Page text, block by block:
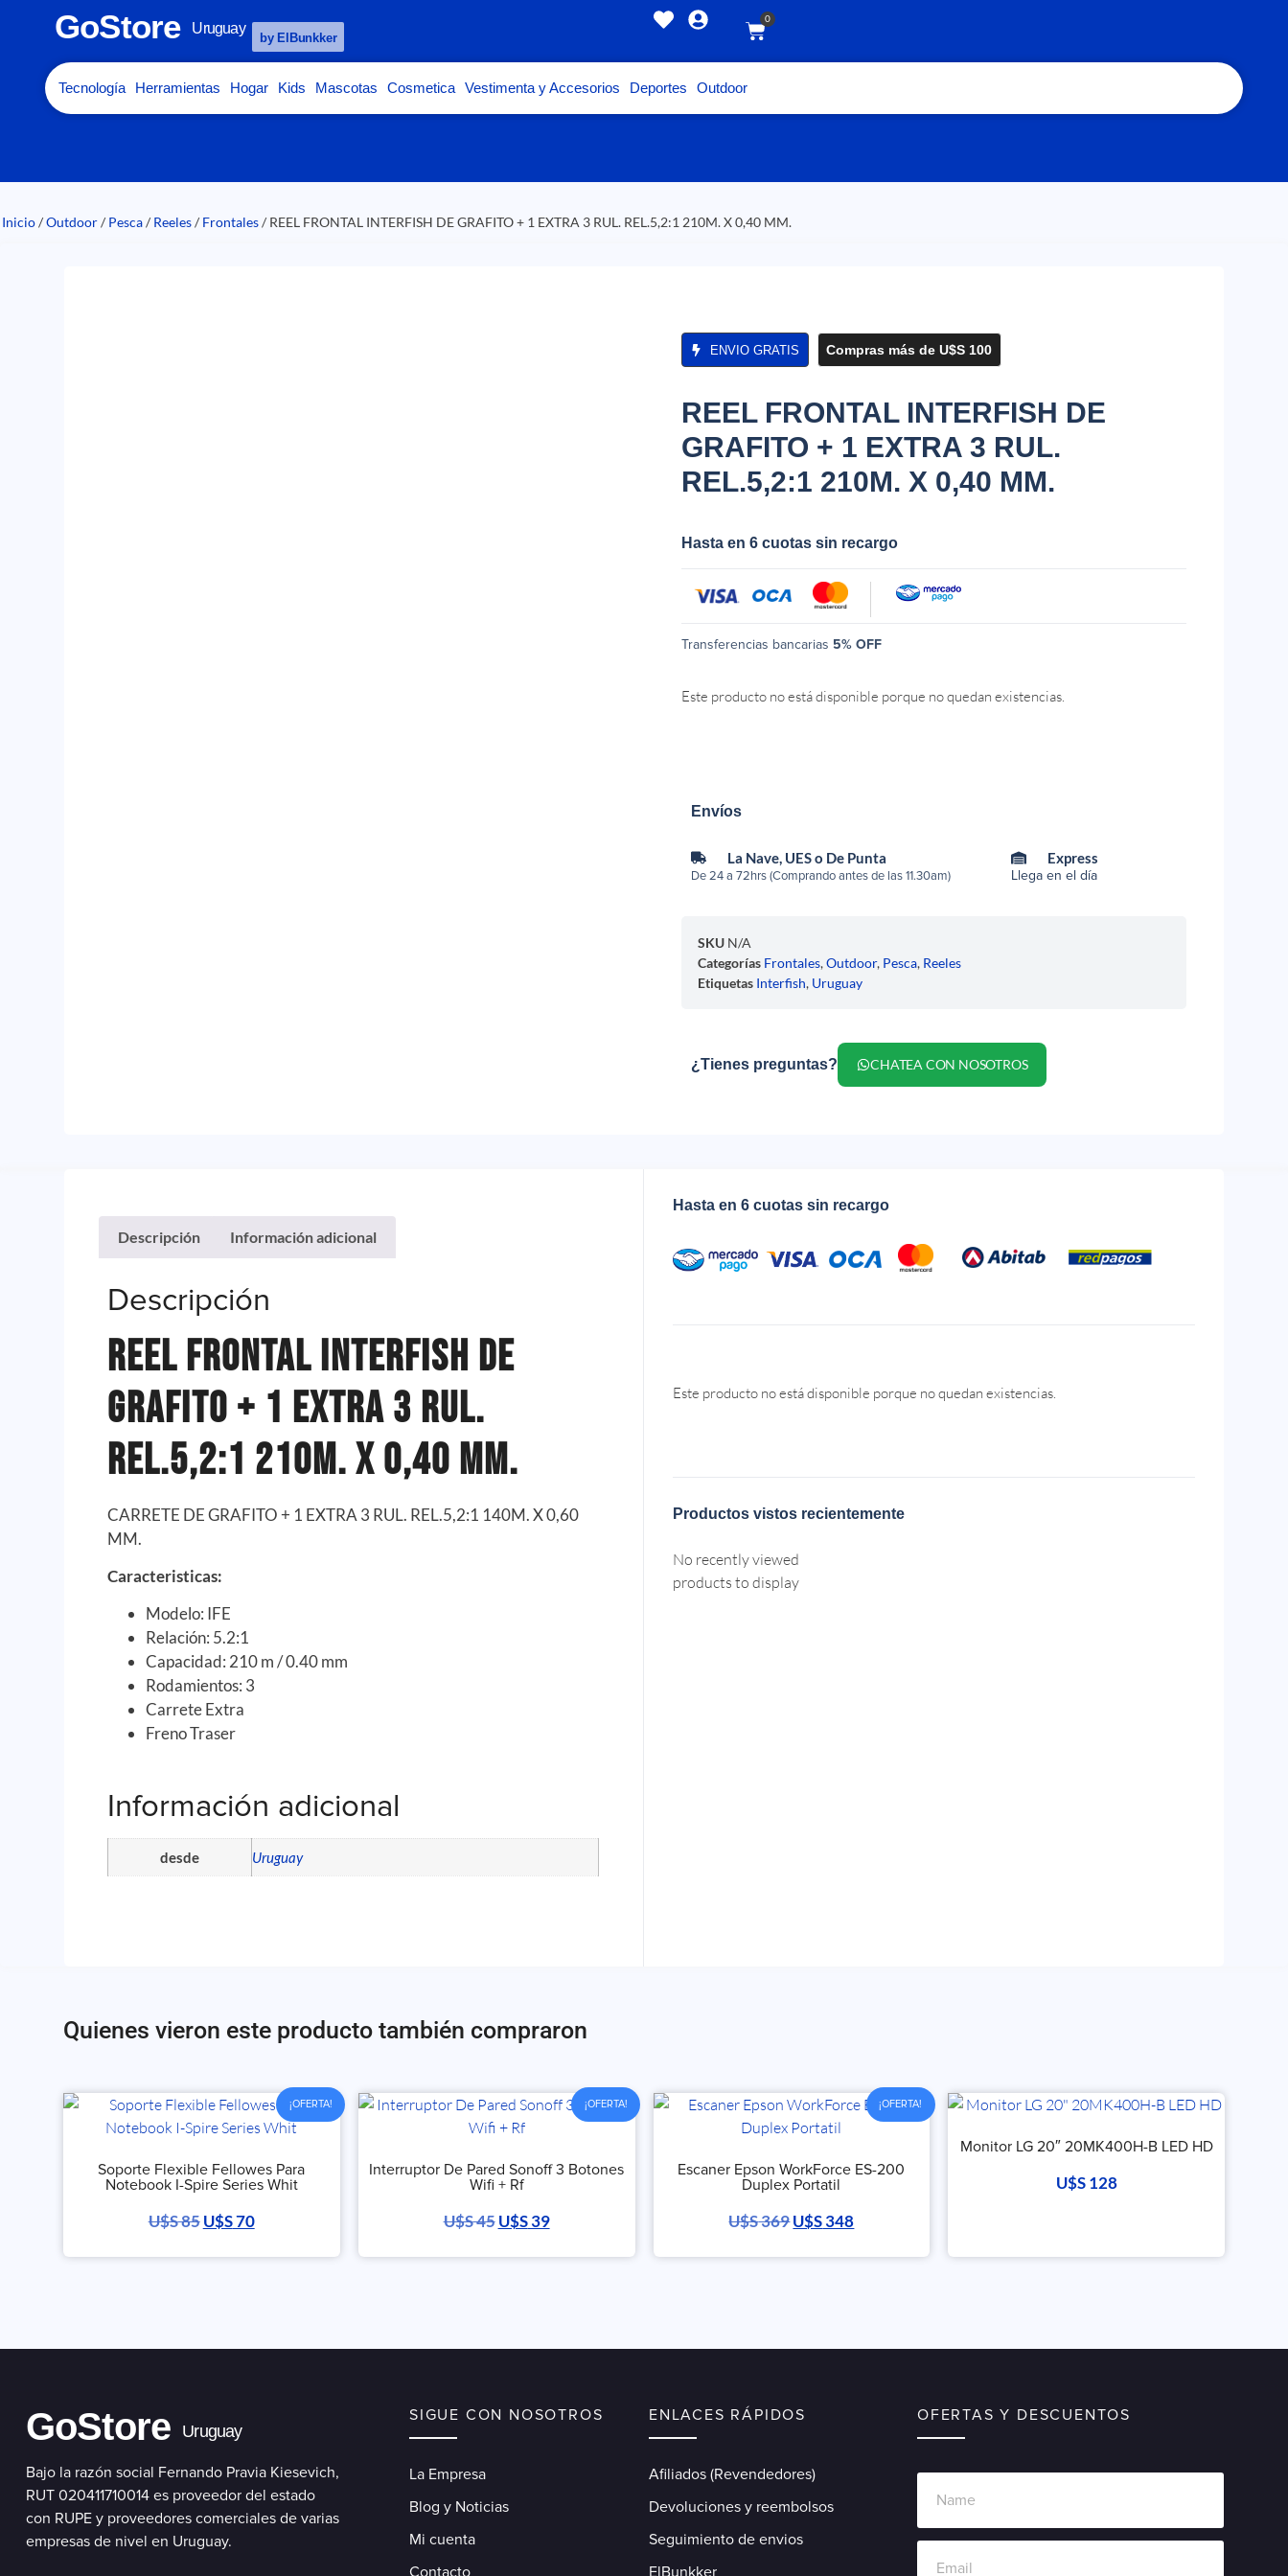
GoStore Uruguay
by ElBunkker
0
Tecnología Herramientas Hogar Kids Mascotas Cosmetica Vestimenta y Accesorios Deportes Outdoor
Inicio/Outdoor/ Pesca/ Reeles/ Frontales/ REEL FRONTAL INTERFISH DE GRAFITO + 1 EXTRA 3 RUL. REL.5,2:1 210M. X 0,40 MM.
ENVIO GRATIS Compras más de U$S 100
REEL FRONTAL INTERFISH DE
GRAFITO + 1 EXTRA 3 RUL.
REL.5,2:1 210M. X 0,40 MM.
Hasta en 6 cuotas sin recargo
Transferencias bancarias 5% OFF
Este producto no está disponible porque no quedan existencias.
Envíos
La Nave, UES o De Punta
De 24 a 72hrs (Comprando antes de las 11.30am)
Express
Llega en el día
SKU N/A
Categorías Frontales,Outdoor, Pesca, Reeles
Etiquetas Interfish, Uruguay
¿Tienes preguntas? CHATEA CON NOSOTROS
Descripción Información adicional
Descripción
REEL FRONTAL INTERFISH DE
GRAFITO + 1 EXTRA 3 RUL.
REL.5,2:1 210M. X 0,40 MM.
CARRETE DE GRAFITO + 1 EXTRA 3 RUL. REL.5,2:1 140M. X 0,60
MM.
Caracteristicas:
Modelo: IFE
Relación: 5.2:1
Capacidad: 210 m / 0.40 mm
Rodamientos: 3
Carrete Extra
Freno Traser
Información adicional
desde Uruguay
Hasta en 6 cuotas sin recargo
Este producto no está disponible porque no quedan existencias.
Productos vistos recientemente
No recently viewed
products to display
Quienes vieron este producto también compraron
¡OFERTA!
Soporte Flexible Fellowes Para
Notebook I-Spire Series Whit
U$S85 U$S70
¡OFERTA!
Interruptor De Pared Sonoff 3 Botones
Wifi + Rf
U$S45 U$S39
¡OFERTA!
Escaner Epson WorkForce ES-200
Duplex Portatil
U$S369U$S348
Monitor LG 20″ 20MK400H-B LED HD
U$S128
GoStore Uruguay
Bajo la razón social Fernando Pravia Kiesevich,
RUT 020411710014 es proveedor del estado
con RUPE y proveedores comerciales de varias
empresas de nivel en Uruguay.
SIGUE CON NOSOTROS
La Empresa
Blog y Noticias
Mi cuenta
Contacto
ENLACES RÁPIDOS
Afiliados (Revendedores)
Devoluciones y reembolsos
Seguimiento de envios
ElBunkker
OFERTAS Y DESCUENTOS